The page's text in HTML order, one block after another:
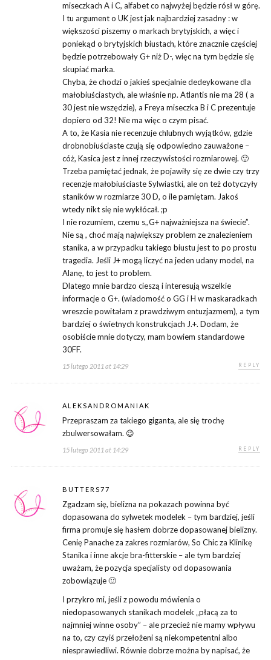
miseczkach A i C, alfabet co najwyżej będzie rósł w górę.
I tu argument o UK jest jak najbardziej zasadny : w
większości piszemy o markach brytyjskich, a więc i
poniekąd o brytyjskich biustach, które znacznie częściej
będzie potrzebowały G+ niż D-, więc na tym będzie się
skupiać marka.
Chyba, że chodzi o jakieś specjalnie dedeykowane dla
małobiuściastych, ale właśnie np. Atlantis nie ma 28 ( a
30 jest nie wszędzie), a Freya miseczka B i C prezentuje
dopiero od 32! Nie ma więc o czym pisać.
A to, że Kasia nie recenzuje chlubnych wyjątków, gdzie
drobnobiuściaste czują się odpowiedno zauważone –
cóż, Kasica jest z innej rzeczywistości rozmiarowej. 🙂
Trzeba pamiętać jednak, że pojawiły się ze dwie czy trzy
recenzje małobiuściaste Sylwiastki, ale on też dotyczyły
staników w rozmiarze 30 D, o ile pamiętam. Jakoś
wtedy nikt się nie wykłócał. ;p
I nie rozumiem, czemu s,,G+ najważniejsza na świecie”.
Nie są , choć mają największy problem ze znalezieniem
stanika, a w przypadku takiego biustu jest to po prostu
tragedia. Jeśli J+ mogą liczyć na jeden udany model, na
Alanę, to jest to problem.
Dlatego mnie bardzo cieszą i interesują wszelkie
informacje o G+. (wiadomość o GG i H w maskaradkach
wreszcie powitałam z prawdziwym entuzjazmem), a tym
bardziej o świetnych konstrukcjach J.+. Dodam, że
osobiście mnie dotyczy, mam bowiem standardowe
30FF.
15 lutego 2011 at 14:29 REPLY
ALEKSANDROMANIAK
Przepraszam za takiego giganta, ale się trochę
zbulwersowałam. 😉
15 lutego 2011 at 14:29 REPLY
BUTTERS77
Zgadzam się, bielizna na pokazach powinna być
dopasowana do sylwetek modelek – tym bardziej, jeśli
firma promuje się hasłem dobrze dopasowanej bielizny.
Cenię Panache za zakres rozmiarów, So Chic za Klinikę
Stanika i inne akcje bra-fitterskie – ale tym bardziej
uważam, że pozycja specjalisty od dopasowania
zobowiązuje 🙂
I przykro mi, jeśli z powodu mówienia o
niedopasowanych stanikach modelek „płacą za to
najmniej winne osoby” – ale przecież nie mamy wpływu
na to, czy czyiś przełożeni są niekompetentni albo
niesprawiedliwi. Równie dobrze można by napisać, że